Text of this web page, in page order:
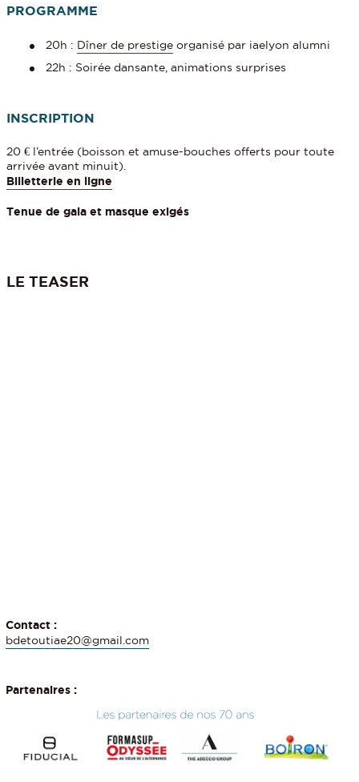
PROGRAMME
20h : Dîner de prestige organisé par iaelyon alumni
22h : Soirée dansante, animations surprises
INSCRIPTION
20 € l’entrée (boisson et amuse-bouches offerts pour toute
arrivée avant minuit).
Billetterie en ligne
Tenue de gala et masque exigés
LE TEASER
Contact :
bdetoutiae20@gmail.com
Partenaires :